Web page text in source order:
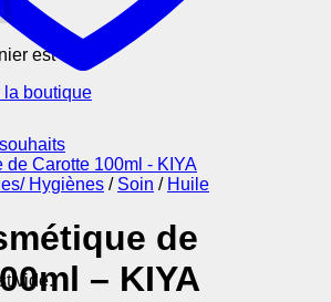
est vide.
la boutique
vide.
Hygiènes / Soin / Huile
de
– KIYA